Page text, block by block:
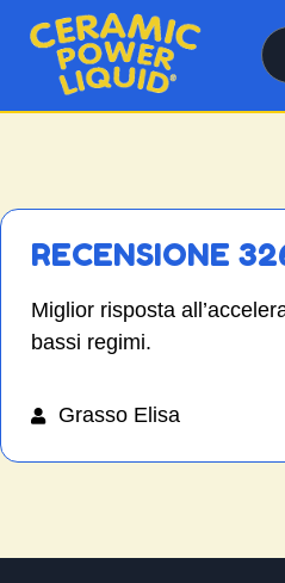
RECENSIONE
Miglior risposta
bassi regimi.
Grasso Elisa